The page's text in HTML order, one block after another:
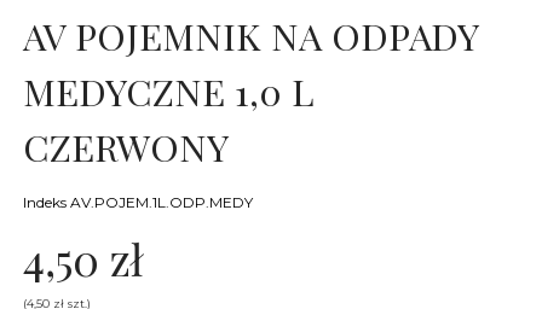
AV POJEMNIK NA ODPADY
MEDYCZNE 1,0 L
CZERWONY
Indeks AV.POJEM.1L.ODP.MEDY
4,50 zł
(4,50 zł szt.)